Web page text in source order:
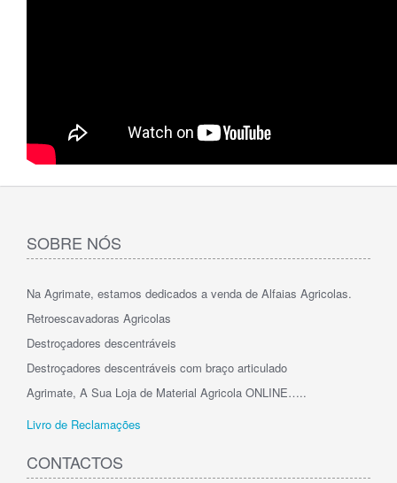
SOBRE NÓS
Na Agrimate, estamos dedicados a venda de Alfaias Agricolas.
Retroescavadoras Agricolas
Destroçadores descentráveis
Destroçadores descentráveis com braço articulado
Agrimate, A Sua Loja de Material Agricola ONLINE…..
Livro de Reclamações
CONTACTOS